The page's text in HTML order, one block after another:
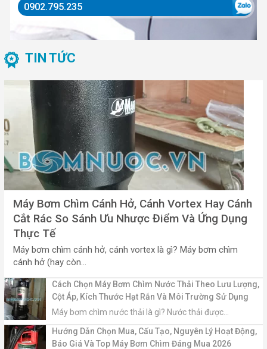
0902.795.235
TIN TỨC
Máy Bơm Chìm Cánh Hở, Cánh Vortex Hay Cánh
Cắt Rác So Sánh Ưu Nhược Điểm Và Ứng Dụng
Thực Tế
Máy bơm chìm cánh hở, cánh vortex là gì? Máy bơm chìm
cánh hở (hay còn...
Cách Chọn Máy Bơm Chìm Nước Thải Theo Lưu Lượng,
Cột Áp, Kích Thước Hạt Rắn Và Môi Trường Sử Dụng
Máy bơm chìm nước thải là gì? Nước thải được...
Hướng Dẫn Chọn Mua, Cấu Tạo, Nguyên Lý Hoạt Động,
Báo Giá Và Top Máy Bơm Chìm Đáng Mua 2026